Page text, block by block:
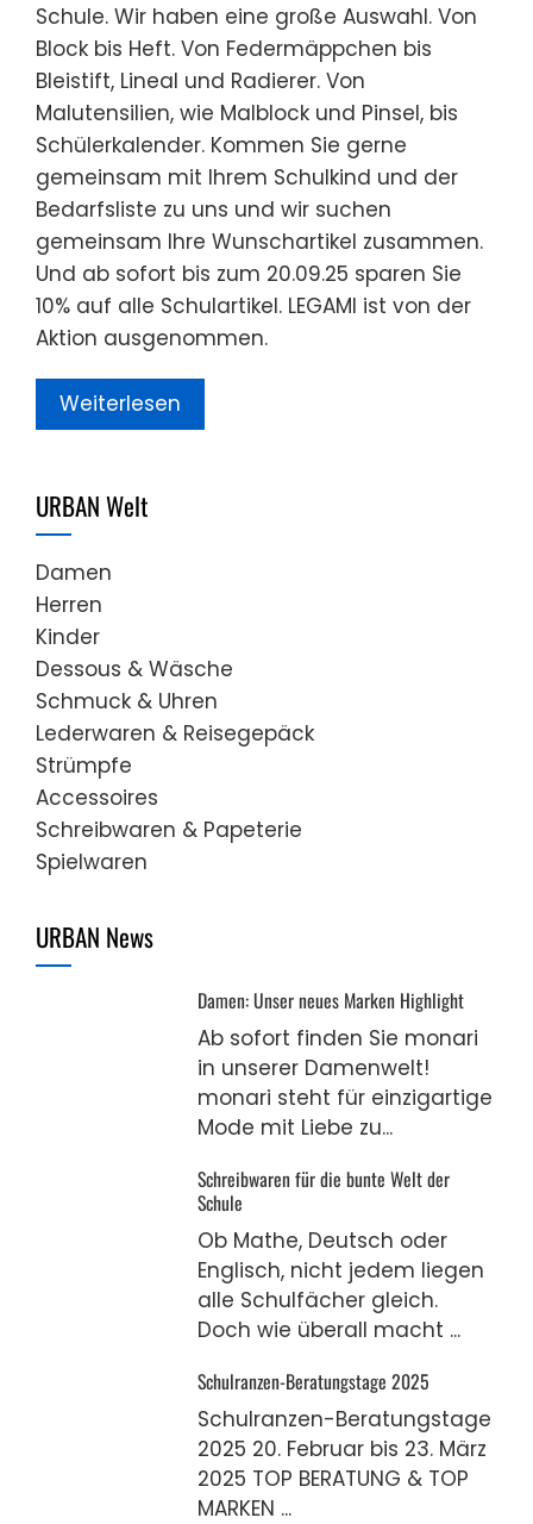
Schule. Wir haben eine große Auswahl. Von
Block bis Heft. Von Federmäppchen bis
Bleistift, Lineal und Radierer. Von
Malutensilien, wie Malblock und Pinsel, bis
Schülerkalender. Kommen Sie gerne
gemeinsam mit Ihrem Schulkind und der
Bedarfsliste zu uns und wir suchen
gemeinsam Ihre Wunschartikel zusammen.
Und ab sofort bis zum 20.09.25 sparen Sie
10% auf alle Schulartikel. LEGAMI ist von der
Aktion ausgenommen.
Weiterlesen
URBAN Welt
Damen
Herren
Kinder
Dessous & Wäsche
Schmuck & Uhren
Lederwaren & Reisegepäck
Strümpfe
Accessoires
Schreibwaren & Papeterie
Spielwaren
URBAN News
Damen: Unser neues Marken Highlight
Ab sofort finden Sie monari
in unserer Damenwelt!
monari steht für einzigartige
Mode mit Liebe zu...
Schreibwaren für die bunte Welt der
Schule
Ob Mathe, Deutsch oder
Englisch, nicht jedem liegen
alle Schulfächer gleich.
Doch wie überall macht ...
Schulranzen-Beratungstage 2025
Schulranzen-Beratungstage
2025 20. Februar bis 23. März
2025 TOP BERATUNG & TOP
MARKEN ...